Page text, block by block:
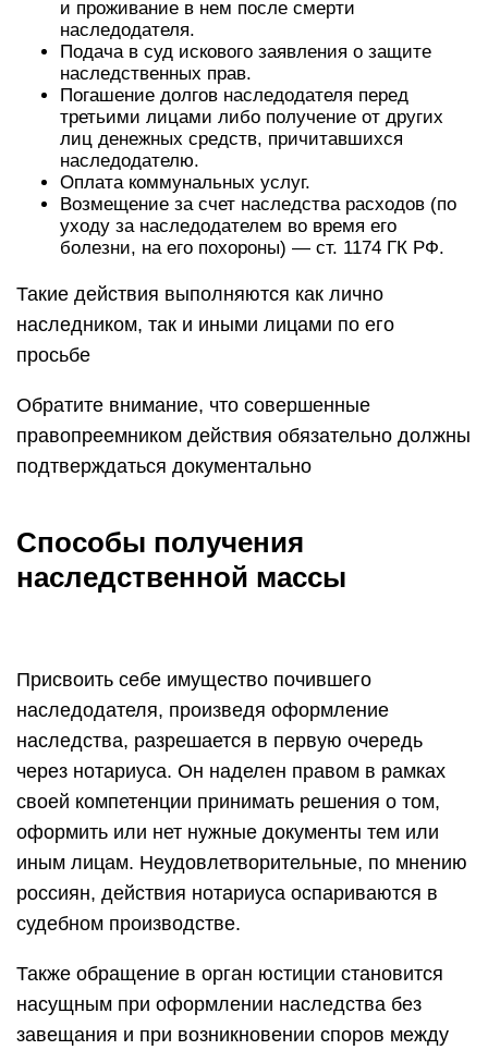
и проживание в нем после смерти
наследодателя.
Подача в суд искового заявления о защите
наследственных прав.
Погашение долгов наследодателя перед
третьими лицами либо получение от других
лиц денежных средств, причитавшихся
наследодателю.
Оплата коммунальных услуг.
Возмещение за счет наследства расходов (по
уходу за наследодателем во время его
болезни, на его похороны) — ст. 1174 ГК РФ.
Такие действия выполняются как лично
наследником, так и иными лицами по его
просьбе
Обратите внимание, что совершенные
правопреемником действия обязательно должны
подтверждаться документально
Способы получения
наследственной массы
Присвоить себе имущество почившего
наследодателя, произведя оформление
наследства, разрешается в первую очередь
через нотариуса. Он наделен правом в рамках
своей компетенции принимать решения о том,
оформить или нет нужные документы тем или
иным лицам. Неудовлетворительные, по мнению
россиян, действия нотариуса оспариваются в
судебном производстве.
Также обращение в орган юстиции становится
насущным при оформлении наследства без
завещания и при возникновении споров между